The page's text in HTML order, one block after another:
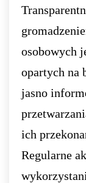
osobowych
opartych na
jasno
ich
Regularne